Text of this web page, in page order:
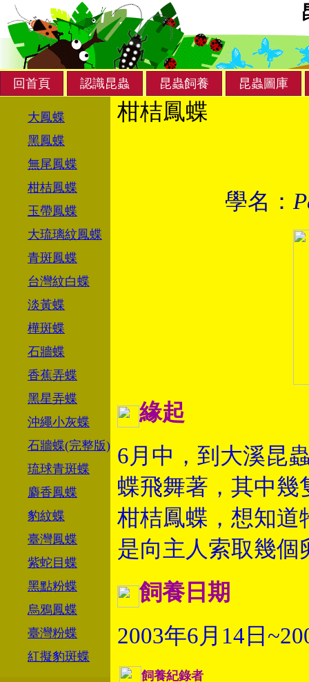
回首頁 認識昆蟲 昆蟲飼養 昆蟲圖庫
柑桔鳳蝶
學名：
緣起
6月中，到大溪昆
蝶飛舞著，其中幾
柑桔鳳蝶，想知道
是向主人索取幾個
飼養日期
2003年6月14日
飼養紀錄者
大鳳蝶
黑鳳蝶
無尾鳳蝶
柑桔鳳蝶
玉帶鳳蝶
大琉璃紋鳳蝶
青斑鳳蝶
台灣紋白蝶
淡黃蝶
樺斑蝶
石牆蝶
香蕉弄蝶
黑星弄蝶
沖繩小灰蝶
石牆蝶(完整版)
琉球青斑蝶
麝香鳳蝶
豹紋蝶
臺灣鳳蝶
紫蛇目蝶
黑點粉蝶
烏鴉鳳蝶
臺灣粉蝶
紅擬豹斑蝶